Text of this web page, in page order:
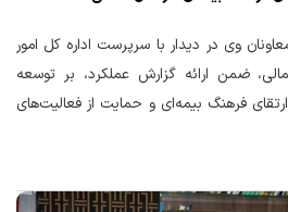
وی در دیدار با سرپرست اداره کل امور
ضمن ارائه گزارش عملکرد، بر توسعه
فرهنگ بیمه‌ای و حمایت از فعالیت‌های